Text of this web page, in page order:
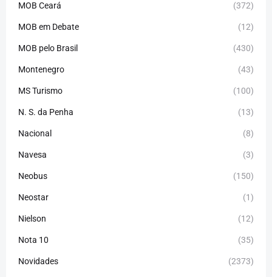
MOB Ceará (372)
MOB em Debate (12)
MOB pelo Brasil (430)
Montenegro (43)
MS Turismo (100)
N. S. da Penha (13)
Nacional (8)
Navesa (3)
Neobus (150)
Neostar (1)
Nielson (12)
Nota 10 (35)
Novidades (2373)